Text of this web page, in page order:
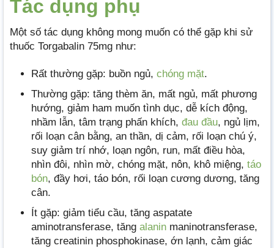
Tác dụng phụ
Một số tác dụng không mong muốn có thể gặp khi sử
thuốc Torgabalin 75mg như:
Rất thường gặp: buồn ngủ, chóng mặt.
Thường gặp: tăng thèm ăn, mất ngủ, mất phương
hướng, giảm ham muốn tình dục, dễ kích động,
nhầm lẫn, tâm trạng phấn khích, đau đầu, ngủ lịm,
rối loạn cân bằng, an thần, dị cảm, rối loạn chú ý,
suy giảm trí nhớ, loạn ngôn, run, mất điều hòa,
nhìn đôi, nhìn mờ, chóng mặt, nôn, khô miệng, táo
bón, đầy hơi, táo bón, rối loạn cương dương, tăng
cân.
Ít gặp: giảm tiểu cầu, tăng aspatate
aminotransferase, tăng alanin maninotransferase,
tăng creatinin phosphokinase, ớn lạnh, cảm giác